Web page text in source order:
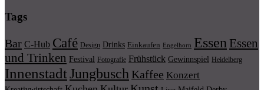
Tags
Bar C-Hub Café Design Drinks Einkaufen Engelhorn Essen Essen
und Trinken Festival Fotografie Frühstück Gewinnspiel Heidelberg
InnenstadtJungbusch Kaffee Konzert